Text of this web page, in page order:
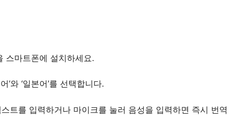
스마트폰에 설치하세요.
’와 ‘일본어’를 선택합니다.
트를 입력하거나 마이크를 눌러 음성을 입력하면 즉시 번역